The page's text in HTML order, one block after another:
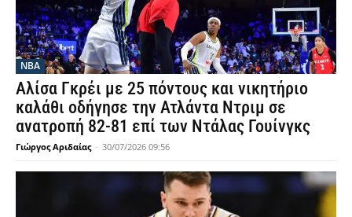
NBA
Αλίσα Γκρέι με 25 πόντους και νικητήριο
καλάθι οδήγησε την Ατλάντα Ντριμ σε
ανατροπή 82-81 επί των Ντάλας Γουίνγκς
Γιώργος Αριδαίας - 30/07/2026 09:56